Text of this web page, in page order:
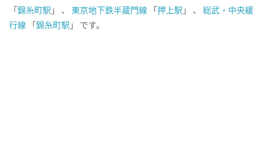
「錦糸町駅 」 、 東京地下鉄半蔵門線 「押上駅 」 、 総武・中央緩
行線 「錦糸町駅 」 です。